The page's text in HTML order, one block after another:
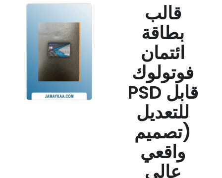
قالب
بطاقة
ائتمان
فوتولوك
PSD قابل
للتعديل
(تصميم
واقعي
عالي